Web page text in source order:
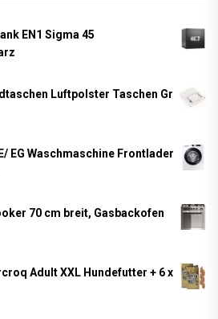
EN1 Sigma 45
Luftpolster Taschen Gr
EG Waschmaschine Frontlader
70 cm breit, Gasbackofen
Adult XXL Hundefutter + 6 x